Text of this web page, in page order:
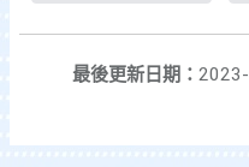
最後更新日期：